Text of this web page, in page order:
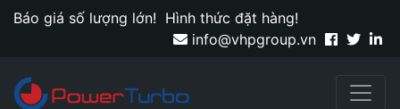
Báo giá số lượng lớn! Hình thức đặt hàng!
info@vhpgroup.vn